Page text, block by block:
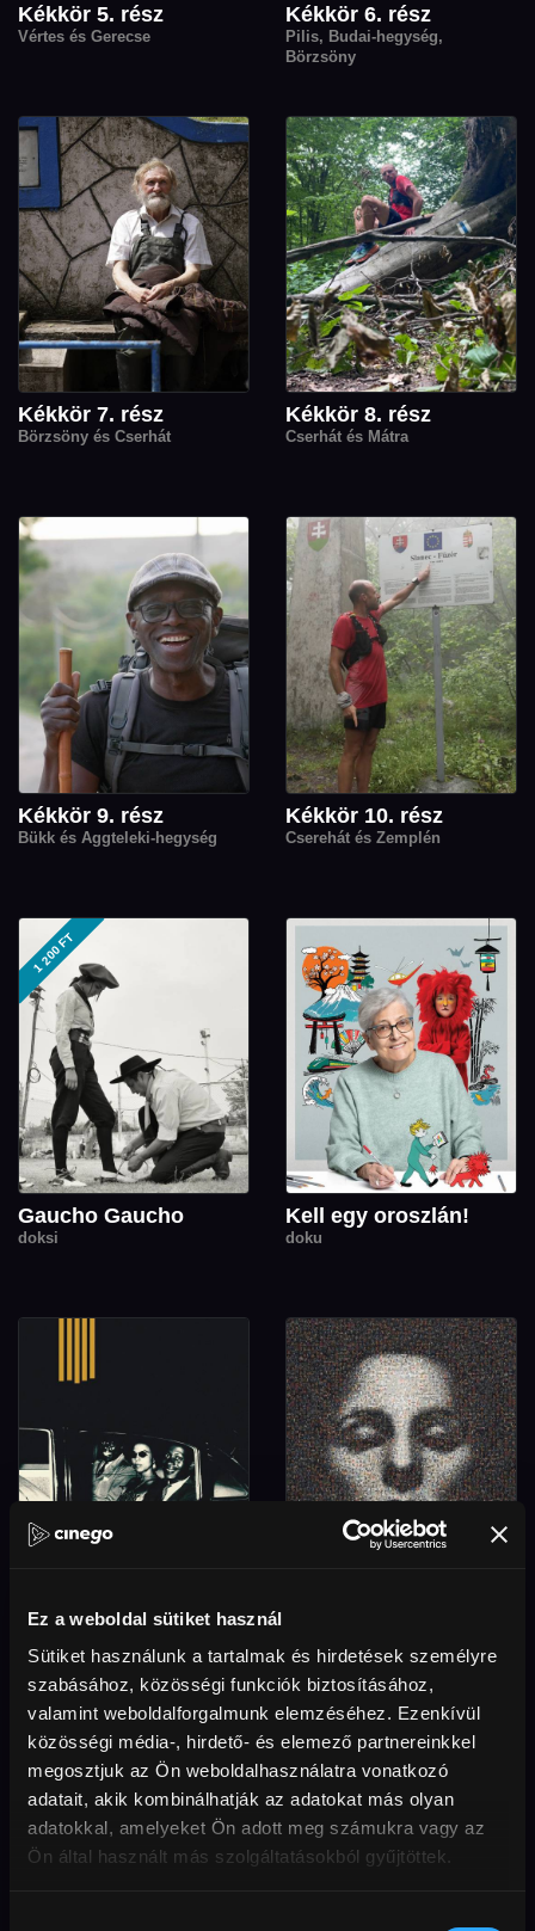
Ez a weboldal sütiket használ
Sütiket használunk a tartalmak és hirdetések személyre
szabásához, közösségi funkciók biztosításához,
valamint weboldalforgalmunk elemzéséhez. Ezenkívül
közösségi média-, hirdető- és elemező partnereinkkel
megosztjuk az Ön weboldalhasználatra vonatkozó
adatait, akik kombinálhatják az adatokat más olyan
adatokkal, amelyeket Ön adott meg számukra vagy az
Ön által használt más szolgáltatásokból gyűjtöttek.
Kékkör 5. rész
Vértes és Gerecse
Kékkör 6. rész
Pilis, Budai-hegység,
Börzsöny
Kékkör 7. rész
Börzsöny és Cserhát
Kékkör 8. rész
Cserhát és Mátra
Kékkör 9. rész
Bükk és Aggteleki-hegység
Kékkör 10. rész
Cserehát és Zemplén
1 200 FT
Gaucho Gaucho
doksi
Kell egy oroszlán!
doku
Háttérzene
doku
1 200 FT 1 200 FT